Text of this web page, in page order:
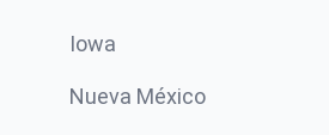
Iowa
Nueva México